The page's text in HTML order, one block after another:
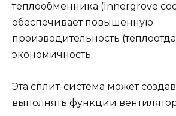
теплообменника (Innergrove
обеспечивает повышенную
производительность
экономичность.
Эта сплит-система может
выполнять функции